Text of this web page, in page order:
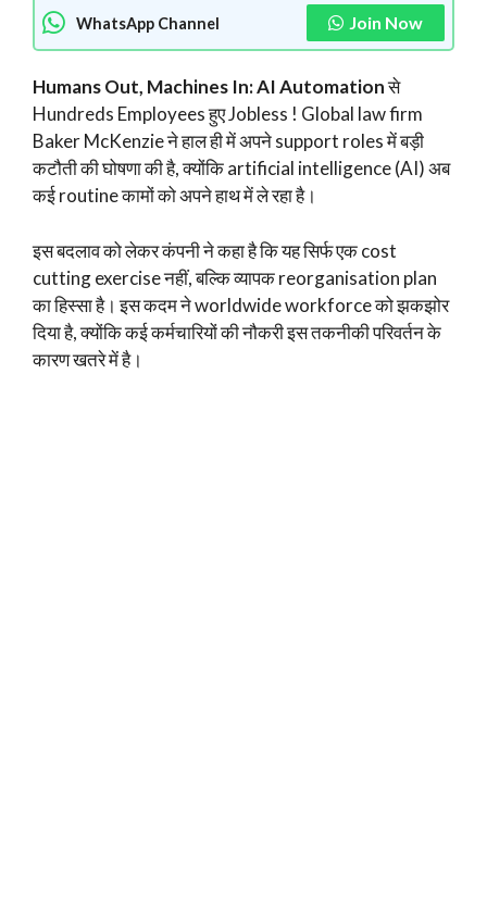
WhatsApp Channel Join Now
Humans Out, Machines In: AI Automationसे
Hundreds Employees हुए Jobless ! Global law firm
Baker McKenzie ने हाल ही में अपने support roles में बड़ी
कटौती की घोषणा की है, क्योंकि artificial intelligence (AI) अब
कई routine कामों को अपने हाथ में ले रहा है।
इस बदलाव को लेकर कंपनी ने कहा है कि यह सिर्फ एक cost
cutting exercise नहीं, बल्कि व्यापक reorganisation plan
का हिस्सा है। इस कदम ने worldwide workforce को झकझोर
दिया है, क्योंकि कई कर्मचारियों की नौकरी इस तकनीकी परिवर्तन के
कारण खतरे में है।